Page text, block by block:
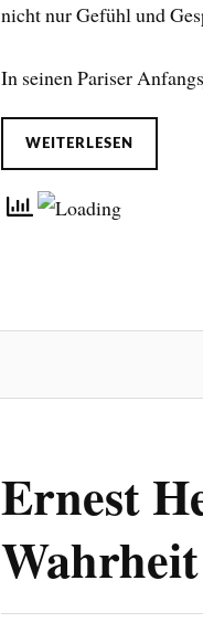
nicht nur Gefühl und
In seinen Pariser
WEITERLESEN
Ernest